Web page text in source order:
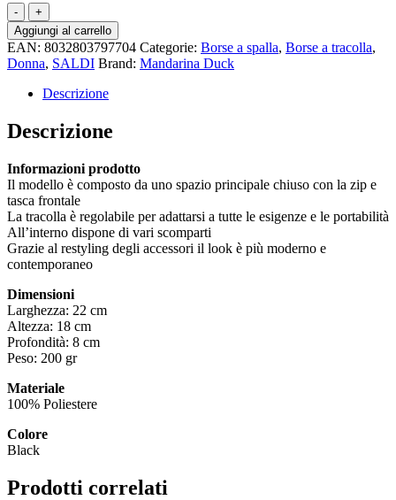
MANDARINA
DUCK
–
MD20
Borsa
a
tracolla
–
quantità
Aggiungi al carrello
EAN: 8032803797704 Categorie: Borse a spalla, Borse a tracolla,
Donna, SALDI Brand: Mandarina Duck
Descrizione
Descrizione
Informazioni prodotto
Il modello è composto da uno spazio principale chiuso con la zip e
tasca frontale
La tracolla è regolabile per adattarsi a tutte le esigenze e le portabilità
All’interno dispone di vari scomparti
Grazie al restyling degli accessori il look è più moderno e
contemporaneo
Dimensioni
Larghezza: 22 cm
Altezza: 18 cm
Profondità: 8 cm
Peso: 200 gr
Materiale
100% Poliestere
Colore
Black
Prodotti correlati